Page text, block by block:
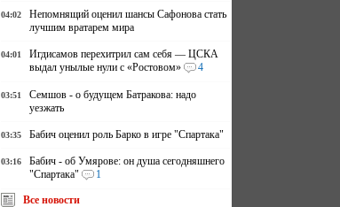
04:02
Непомнящий оценил шансы Сафонова стать
лучшим вратарем мира
04:01
Игдисамов перехитрил сам себя — ЦСКА
выдал унылые нули с «Ростовом»
4
03:51
Семшов - о будущем Батракова: надо
уезжать
03:35 Бабич оценил роль Барко в игре "Спартака"
03:16
Бабич - об Умярове: он душа сегодняшнего
"Спартака"
1
Все новости